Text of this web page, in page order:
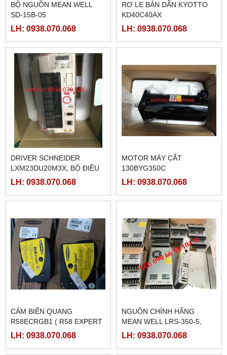
BỘ NGUỒN MEAN WELL
SD-15B-05
LH: 0938.070.068
RƠ LE BÁN DẪN KYOTTO
KD40C40AX
LH: 0938.070.068
DRIVER SCHNEIDER
LXM23DU20M3X, BỘ ĐIỀU
KHIỂN SERVO
LH: 0938.070.068
MOTOR MÁY CẮT
130BYG350C
LH: 0938.070.068
CẢM BIẾN QUANG
R58ECRGB1 ( R58 EXPERT
BANNER)
LH: 0938.070.068
NGUỒN CHÍNH HÃNG
MEAN WELL LRS-350-5,
LRS-350-12, LRS-350-24,
LH: 0938.070.068